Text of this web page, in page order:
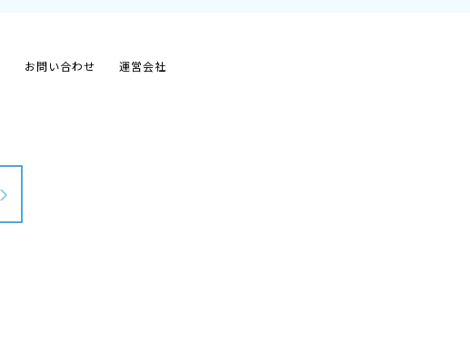
お問い合わせ 運営会社